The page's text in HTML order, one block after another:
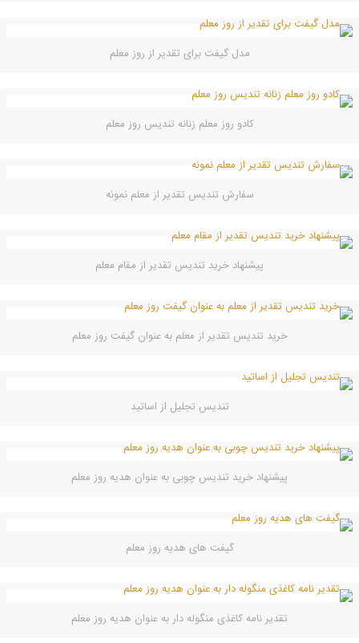
مدل گیفت برای تقدیر از روز معلم
کادو روز معلم زنانه تندیس روز معلم
سفارش تندیس تقدیر از معلم نمونه
پیشنهاد خرید تندیس تقدیر از مقام معلم
خرید تندیس تقدیر از معلم به عنوان گیفت روز معلم
تندیس تجلیل از اساتید
پیشنهاد خرید تندیس چوبی به عنوان هدیه روز معلم
گیفت های هدیه روز معلم
تقدیر نامه کاغذی منگوله دار به عنوان هدیه روز معلم